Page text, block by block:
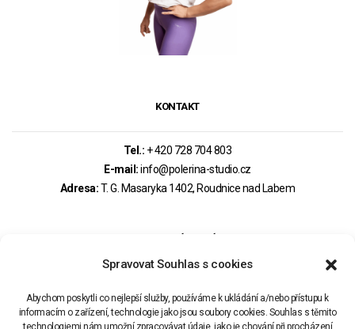
Spravovat Souhlas s cookies
Abychom poskytli co nejlepší služby, používáme k ukládání a/nebo přístupu k
informacím o zařízení, technologie jako jsou soubory cookies. Souhlas s těmito
technologiemi nám umožní zpracovávat údaje, jako je chování při procházení
KONTAKT
Tel.: + 420 728 704 803
E-mail:info@polerina-studio.cz
Adresa:T. G. Masaryka 1402, Roudnice nad Labem
PRAVIDLA REZERVACÍ – OBCHODNÍ PODMÍNKY